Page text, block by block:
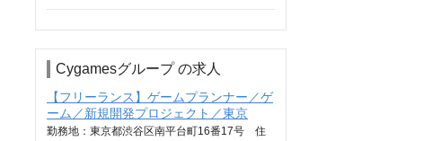
Cygamesグループ の求人
【フリーランス】ゲームプランナー／ゲ
ーム／新規開発プロジェクト／東京
勤務地：東京都渋谷区南平台町16番17号 住